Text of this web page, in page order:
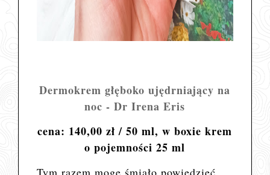
Dermokrem głęboko ujędrniający na
noc - Dr Irena Eris
cena: 140,00 zł / 50 ml, w boxie krem
o pojemności 25 ml
Tym razem mogę śmiało powiedzieć,